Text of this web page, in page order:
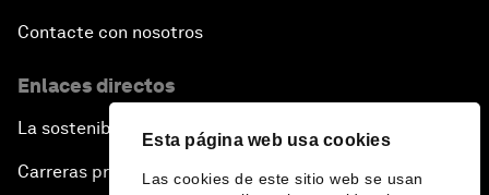
Esta página web usa cookies
Las cookies de este sitio web se usan
Contacte con nosotros
Enlaces directos
La sostenibilidad en el Foro
Carreras profesionales